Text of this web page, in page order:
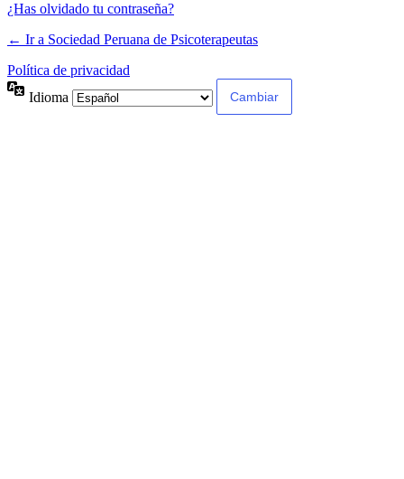
¿Has olvidado tu contraseña?
← Ir a Sociedad Peruana de Psicoterapeutas
Política de privacidad
Idioma